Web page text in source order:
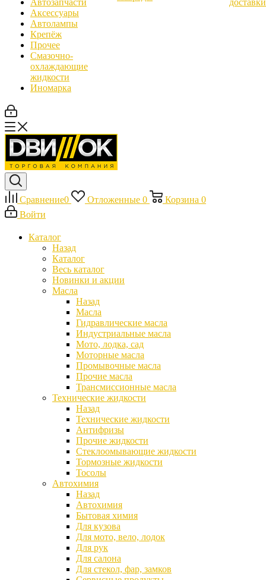
Автозапчасти
Аксессуары
Автолампы
Крепёж
Прочее
Смазочно-
охлаждающие
жидкости
Иномарка
доставки
Сравнение0 Отложенные 0 Корзина 0
Войти
Каталог
Назад
Каталог
Весь каталог
Новинки и акции
Масла
Назад
Масла
Гидравлические масла
Индустриальные масла
Мото, лодка, сад
Моторные масла
Промывочные масла
Прочие масла
Трансмиссионные масла
Технические жидкости
Назад
Технические жидкости
Антифризы
Прочие жидкости
Стеклоомывающие жидкости
Тормозные жидкости
Тосолы
Автохимия
Назад
Автохимия
Бытовая химия
Для кузова
Для мото, вело, лодок
Для рук
Для салона
Для стекол, фар, замков